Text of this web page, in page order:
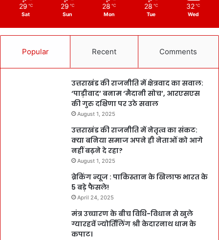
29 ℃
Sat
29 ℃
Sun
28 ℃
Mon
28 ℃
Tue
32 ℃
Wed
Popular Recent Comments
उत्तराखंड की राजनीति में क्षेत्रवाद का सवाल:
‘पाड़ीवाद’ बनाम ‘मैदानी सोच’, आरएसएस
की गुरु दक्षिणा पर उठे सवाल
August 1, 2025
उत्तराखंड की राजनीति में नेतृत्व का संकट:
क्या बनिया समाज अपने ही नेताओं को आगे
नहीं बढ़ने दे रहा?
August 1, 2025
ब्रेकिंग न्यूज : पाकिस्तान के खिलाफ भारत के
5 बड़े फैसले!
April 24, 2025
मंत्र उच्चारण के बीच विधि-विधान से खुले
ग्यारहवें ज्योर्तिलिंग श्री केदारनाथ धाम के
कपाट।